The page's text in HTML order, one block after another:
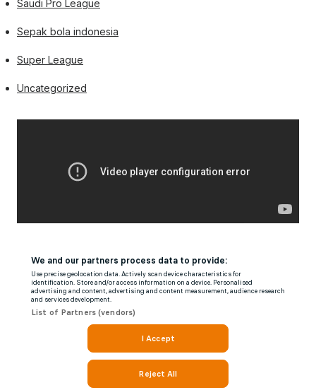
Saudi Pro League
Sepak bola indonesia
Super League
Uncategorized